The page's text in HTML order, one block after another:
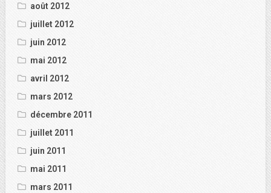
août 2012
juillet 2012
juin 2012
mai 2012
avril 2012
mars 2012
décembre 2011
juillet 2011
juin 2011
mai 2011
mars 2011